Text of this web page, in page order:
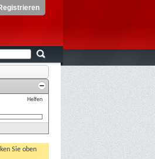
Helfen
Sie oben